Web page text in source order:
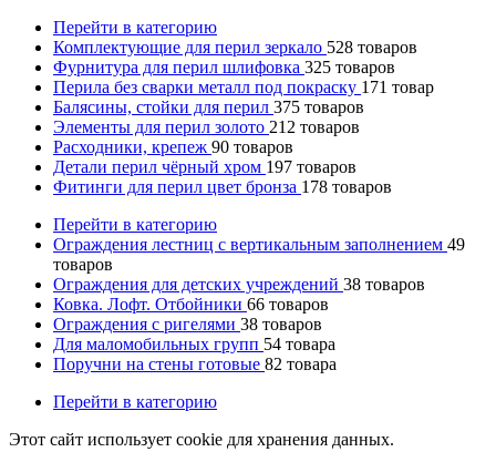
Перейти в категорию
Комплектующие для перил зеркало 528 товаров
Фурнитура для перил шлифовка 325 товаров
Перила без сварки металл под покраску 171 товар
Балясины, стойки для перил 375 товаров
Элементы для перил золото 212 товаров
Расходники, крепеж 90 товаров
Детали перил чёрный хром 197 товаров
Фитинги для перил цвет бронза 178 товаров
Перейти в категорию
Ограждения лестниц с вертикальным заполнением 49
товаров
Ограждения для детских учреждений 38 товаров
Ковка. Лофт. Отбойники 66 товаров
Ограждения с ригелями 38 товаров
Для маломобильных групп 54 товара
Поручни на стены готовые 82 товара
Перейти в категорию
Этот сайт использует cookie для хранения данных.